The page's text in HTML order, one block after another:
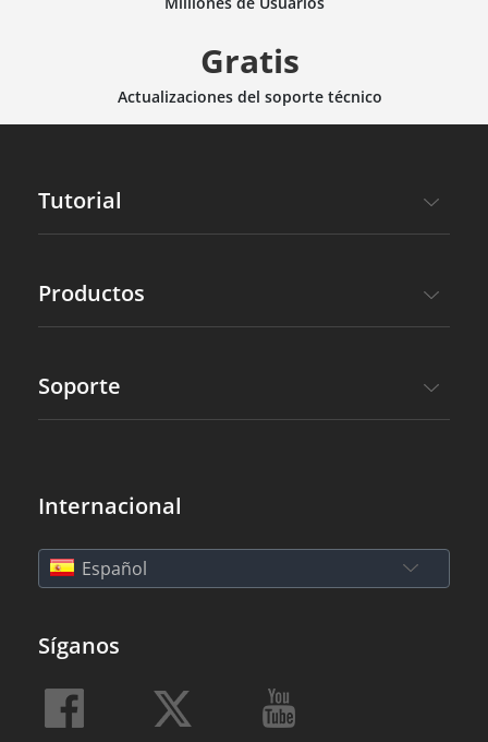
Gratis
Actualizaciones del soporte técnico
Tutorial
Productos
Soporte
Internacional
Español
Síganos